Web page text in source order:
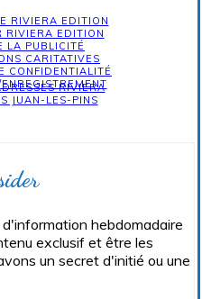
RIVIERA EDITION
RIVIERA EDITION
LA PUBLICITÉ
CARITATIVES
CONFIDENTIALITÉ
RIVIERA
JUAN-LES-PINS
hebdomadaire
exclusif et être les
un secret d'initié ou une